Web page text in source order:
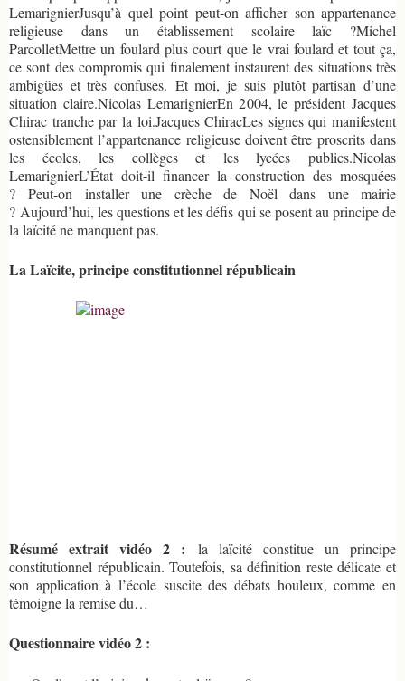
LemarignierJusqu’à quel point peut-on afficher son appartenance
religieuse dans un établissement scolaire laïc ?Michel
ParcolletMettre un foulard plus court que le vrai foulard et tout ça,
ce sont des compromis qui finalement instaurent des situations très
ambigües et très confuses. Et moi, je suis plutôt partisan d’une
situation claire.Nicolas LemarignierEn 2004, le président Jacques
Chirac tranche par la loi.Jacques ChiracLes signes qui manifestent
ostensiblement l’appartenance religieuse doivent être proscrits dans
les écoles, les collèges et les lycées publics.Nicolas
LemarignierL’État doit-il financer la construction des mosquées
? Peut-on installer une crèche de Noël dans une mairie
? Aujourd’hui, les questions et les défis qui se posent au principe de
la laïcité ne manquent pas.
La Laïcite, principe constitutionnel républicain
Résumé extrait vidéo 2 : la laïcité constitue un principe
constitutionnel républicain. Toutefois, sa définition reste délicate et
son application à l’école suscite des débats houleux, comme en
témoigne la remise du…
Questionnaire vidéo 2 :